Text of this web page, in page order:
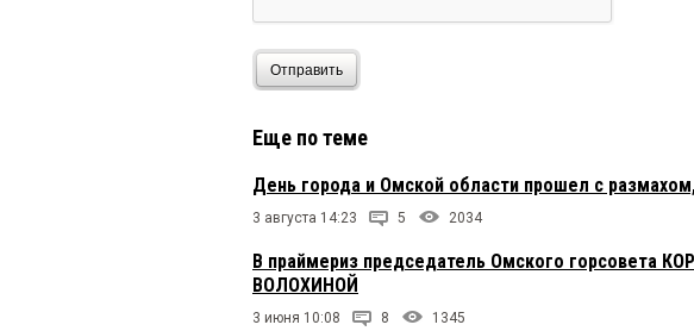
Отправить
Еще по теме
День города и Омской области прошел с
3 августа 14:23 5 2034
В праймериз председатель Омского горсовета
ВОЛОХИНОЙ
3 июня 10:08 8 1345